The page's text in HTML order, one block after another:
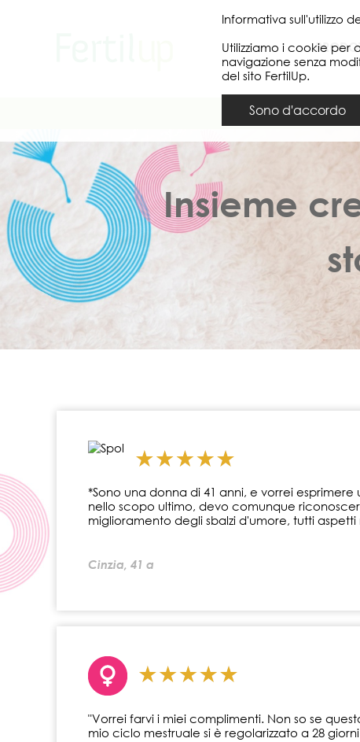
Insieme
*Sono una donna di 41 anni, e vorrei
nello scopo ultimo, devo comunque
miglioramento degli sbalzi d'umore, tutti
Cinzia, 41 a
"Vorrei farvi i miei complimenti. Non so se
mio ciclo mestruale si è regolarizzato a 28
Informativa sull'utilizzo
Utilizziamo i cookie per
navigazione senza
del sito FertilUp.
Sono d'accordo